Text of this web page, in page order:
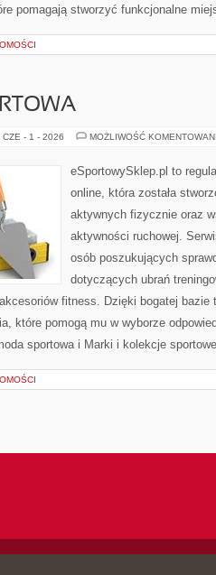
pomagają stworzyć funkcjonalne
CZE - 1 - 2026 MOŻLIWOŚĆ
eSportowySklep.pl to
online, która została
aktywnych fizycznie oraz
aktywności ruchowej.
osób poszukujących
dotyczących ubrań
fitness. Dzięki bogatej
które pomogą mu w wyborze
sportowa i Marki i kolekcje